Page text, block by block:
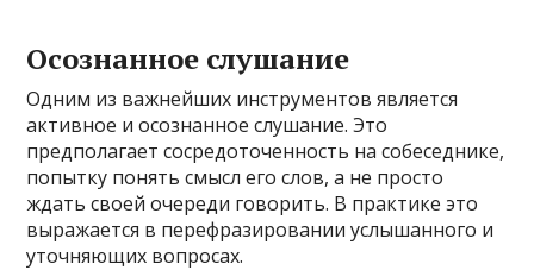
Осознанное слушание
Одним из важнейших инструментов является
активное и осознанное слушание. Это
предполагает сосредоточенность на собеседнике,
попытку понять смысл его слов, а не просто
ждать своей очереди говорить. В практике это
выражается в перефразировании услышанного и
уточняющих вопросах.